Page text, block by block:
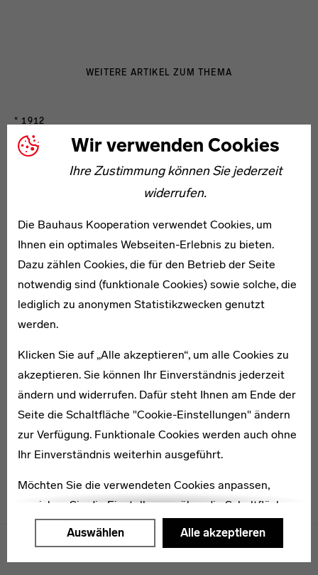
Wir verwenden Cookies
Ihre Zustimmung können Sie jederzeit
widerrufen.
Die Bauhaus Kooperation verwendet Cookies, um
Ihnen ein optimales Webseiten-Erlebnis zu bieten.
Dazu zählen Cookies, die für den Betrieb der Seite
notwendig sind (funktionale Cookies) sowie solche, die
lediglich zu anonymen Statistikzwecken genutzt
werden.
Klicken Sie auf „Alle akzeptieren“, um alle Cookies zu
akzeptieren. Sie können Ihr Einverständnis jederzeit
ändern und widerrufen. Dafür steht Ihnen am Ende der
Seite die Schaltfläche "Cookie-Einstellungen" ändern
zur Verfügung. Funktionale Cookies werden auch ohne
Ihr Einverständnis weiterhin ausgeführt.
Möchten Sie die verwendeten Cookies anpassen,
erreichen Sie die Einstellungen über die Schaltfläche
"Auswählen".
Auswählen Alle akzeptieren
WEITERE ARTIKEL ZUM THEMA
Bruno Görisch
* 1912
Alice Grau
1908–1998
Richard Grune
1903–1983
Menulinks